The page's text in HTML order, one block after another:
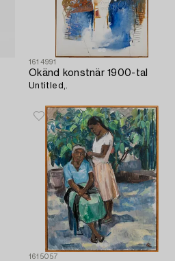
1614991
Okänd konstnär 1900-tal
Untitled,.
1615057